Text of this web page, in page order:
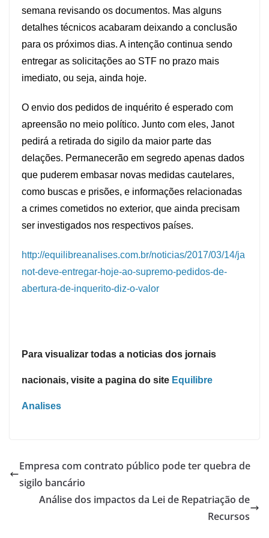
semana revisando os documentos. Mas alguns
detalhes técnicos acabaram deixando a conclusão
para os próximos dias. A intenção continua sendo
entregar as solicitações ao STF no prazo mais
imediato, ou seja, ainda hoje.
O envio dos pedidos de inquérito é esperado com
apreensão no meio político. Junto com eles, Janot
pedirá a retirada do sigilo da maior parte das
delações. Permanecerão em segredo apenas dados
que puderem embasar novas medidas cautelares,
como buscas e prisões, e informações relacionadas
a crimes cometidos no exterior, que ainda precisam
ser investigados nos respectivos países.
http://equilibreanalises.com.br/noticias/2017/03/14/ja
not-deve-entregar-hoje-ao-supremo-pedidos-de-
abertura-de-inquerito-diz-o-valor
Para visualizar todas a noticias dos jornais
nacionais, visite a pagina do site Equilibre
Analises
Empresa com contrato público pode ter quebra de
sigilo bancário
Análise dos impactos da Lei de Repatriação de
Recursos